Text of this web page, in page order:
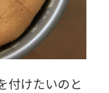
付けたいのと